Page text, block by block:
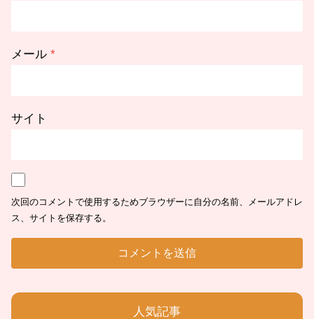
メール *
サイト
次回のコメントで使用するためブラウザーに自分の名前、メールアドレ
ス、サイトを保存する。
人気記事